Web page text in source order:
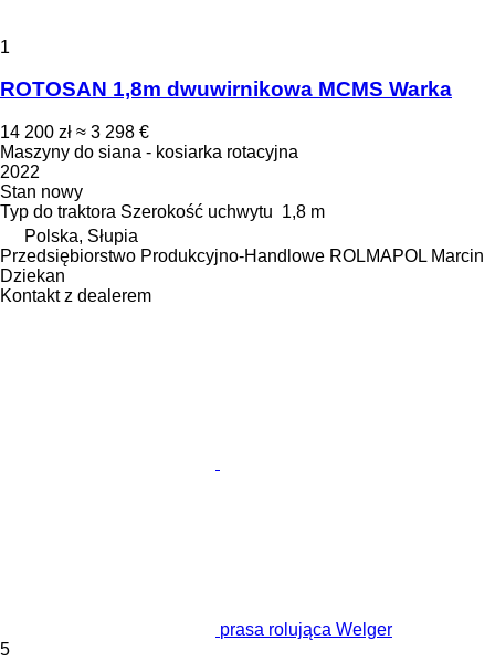
1
ROTOSAN 1,8m dwuwirnikowa MCMS Warka
14 200 zł ≈ 3 298 €
Maszyny do siana - kosiarka rotacyjna
2022
Stan nowy
Typ do traktora Szerokość uchwytu 1,8 m
Polska, Słupia
Przedsiębiorstwo Produkcyjno-Handlowe ROLMAPOL Marcin
Dziekan
Kontakt z dealerem
prasa rolująca Welger
5